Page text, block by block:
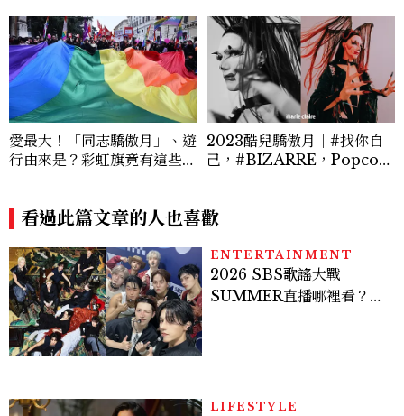
愛最大！「同志驕傲月」、遊
行由來是？彩虹旗竟有這些意
2023酷兒驕傲月｜#找你自
己，#BIZARRE，Popcor
看過此篇文章的人也喜歡
ENTERTAINMENT
2026 SBS歌謠大戰
SUMMER直播哪裡看？
LIFESTYLE